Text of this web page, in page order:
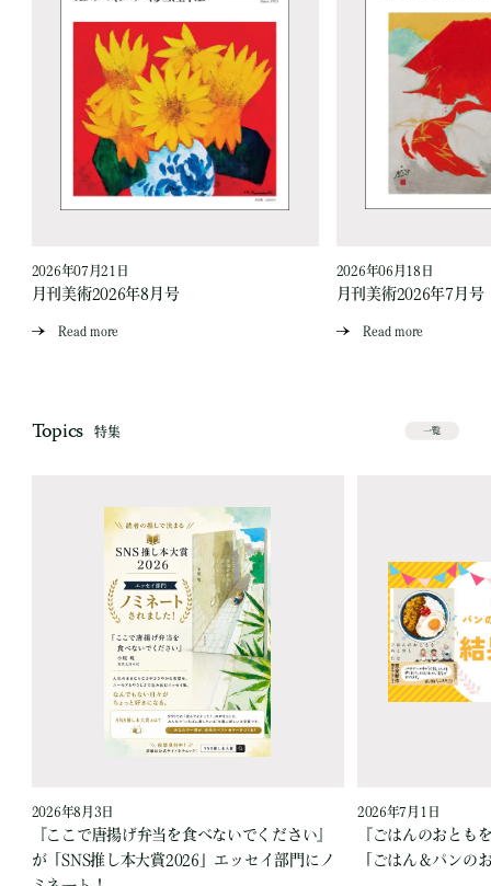
2026年07月21日
月刊美術2026年8月号
Read more
2026年06月18日
月刊美術2026年7月号
Read more
Topics 特集 一覧
2026年8月3日
『ここで唐揚げ弁当を食べないでください』
が「SNS推し本大賞2026」エッセイ部門にノ
2026年7月1日
『ごはんのおとも
「ごはん＆パンの